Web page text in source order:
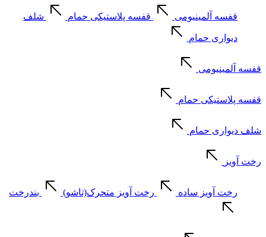
قفسه آلمینیومی قفسه پلاستیکی حمام شلف
دیواری حمام
قفسه آلمینیومی
قفسه پلاستیکی حمام
شلف دیواری حمام
رخت آویز
رخت آویز ساده رخت آویز متحرک(تاشو) بندرخت